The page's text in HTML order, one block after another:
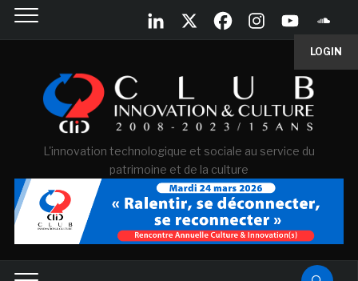
LOGIN
L'innovation technologique et sociale au service du
patrimoine et de la culture